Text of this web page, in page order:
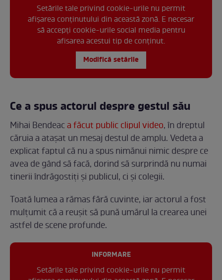
Setările tale privind cookie-urile nu permit
afișarea conținutului din această zonă. E necesar
să accepți cookie-urile social media pentru
afisarea acestui tip de conținut.
Modifică setările
Ce a spus actorul despre gestul său
Mihai Bendeaca făcut public clipul video, în dreptul
căruia a atașat un mesaj destul de amplu. Vedeta a
explicat faptul că nu a spus nimănui nimic despre ce
avea de gând să facă, dorind să surprindă nu numai
tinerii îndrăgostiți și publicul, ci și colegii.
Toată lumea a rămas fără cuvinte, iar actorul a fost
mulțumit că a reușit să pună umărul la crearea unei
astfel de scene profunde.
INFORMARE
Setările tale privind cookie-urile nu permit